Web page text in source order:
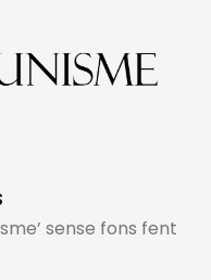
sense fons fent